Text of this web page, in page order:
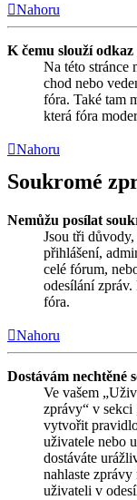
Nahoru
K čemu slouží odkaz
Na této stránce
chod nebo
fóra. Také tam
která fóra
Nahoru
Soukromé
Nemůžu posílat
Jsou tři
přihlášení,
celé fórum,
odesílání
fóra.
Nahoru
Dostávám nechtěné
Ve vašem
zprávy“ v sekci
vytvořit
uživatele nebo
dostáváte
nahlaste
uživateli v